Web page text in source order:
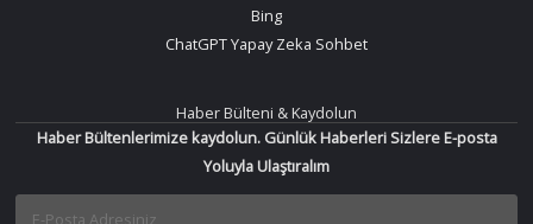
Bing
ChatGPT Yapay Zeka Sohbet
Haber Bülteni & Kaydolun
Haber Bültenlerimize kaydolun. Günlük Haberleri Sizlere E-posta
Yoluyla Ulaştıralım